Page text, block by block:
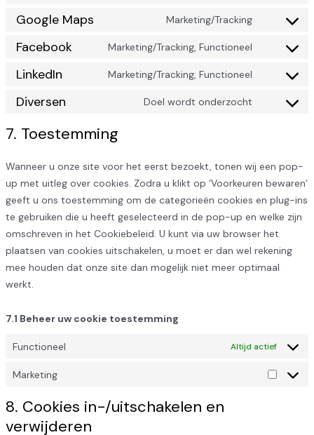
Google Maps
Marketing/Tracking
Facebook Marketing/Tracking, Functioneel
LinkedIn Marketing/Tracking, Functioneel
Diversen Doel wordt onderzocht
7. Toestemming
Wanneer u onze site voor het eerst bezoekt, tonen wij een pop-
up met uitleg over cookies. Zodra u klikt op ‘Voorkeuren bewaren’
geeft u ons toestemming om de categorieën cookies en plug-ins
te gebruiken die u heeft geselecteerd in de pop-up en welke zijn
omschreven in het Cookiebeleid. U kunt via uw browser het
plaatsen van cookies uitschakelen, u moet er dan wel rekening
mee houden dat onze site dan mogelijk niet meer optimaal
werkt.
7.1 Beheer uw cookie toestemming
Functioneel Altijd actief
Marketing
8. Cookies in-/uitschakelen en
verwijderen